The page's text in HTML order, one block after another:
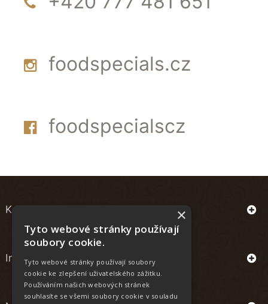
foodspecials.cz
foodspecialscz
Kontakt
Informace
×
Tyto webové stránky používají
soubory cookie.
Tyto webové stránky používají soubory
cookie ke zlepšení uživatelského zážitku.
Používáním našich webových stránek
souhlasíte se všemi soubory cookie v souladu